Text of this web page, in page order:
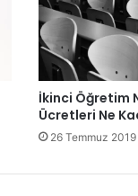
İkinci Öğretim
Ücretleri Ne
26 Temmuz 2019